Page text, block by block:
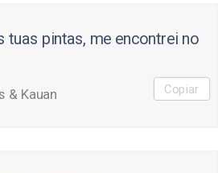
tuas pintas, me encontrei no
& Kauan Copiar